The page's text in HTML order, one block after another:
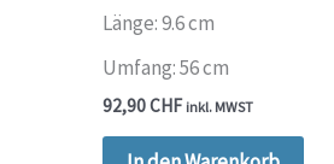
Länge: 9.6 cm
Umfang: 56 cm
92,90CHF inkl. MWST